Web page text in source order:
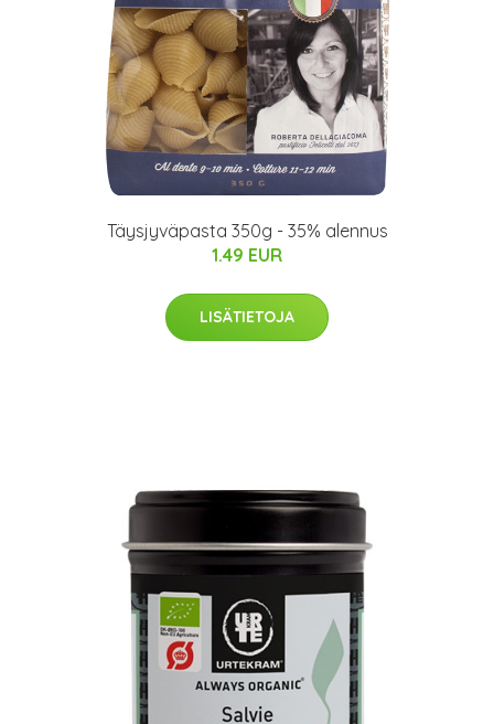
Täysjyväpasta 350g - 35% alennus
1.49 EUR
LISÄTIETOJA